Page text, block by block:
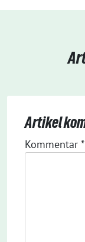
Artikel
Kommentar *